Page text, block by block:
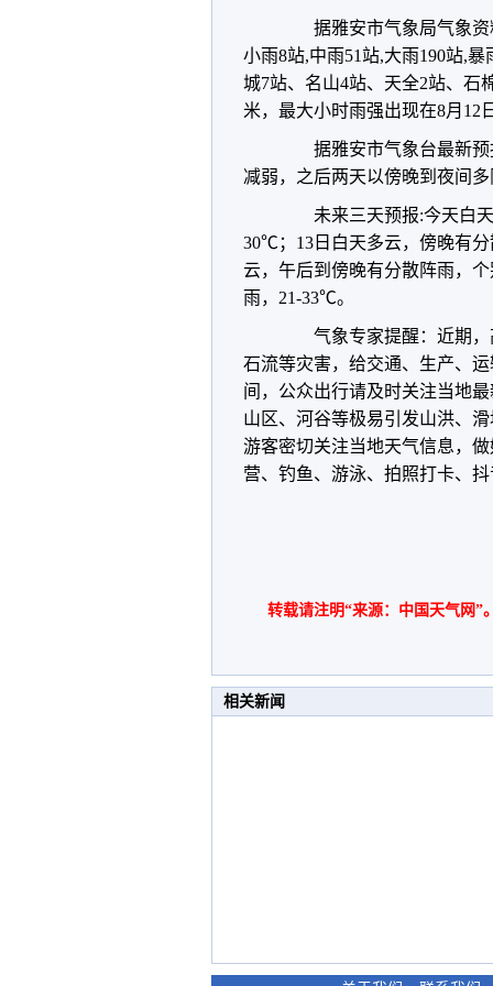
据雅安市气象局气象资
小雨8站,中雨51站,大雨190站,
城7站、名山4站、天全2站、石
米，最大小时雨强出现在8月12
据雅安市气象台最新预
减弱，之后两天以傍晚到夜间
未来三天预报:今天白天
30℃；13日白天多云，傍晚有
云，午后到傍晚有分散阵雨，
雨，21-33℃。
气象专家提醒：近期，
石流等灾害，给交通、生产、
间，公众出行请及时关注当地
山区、河谷等极易引发山洪、
游客密切关注当地天气信息，
营、钓鱼、游泳、拍照打卡、
转载请注明“来源：中国天气网”
相关新闻